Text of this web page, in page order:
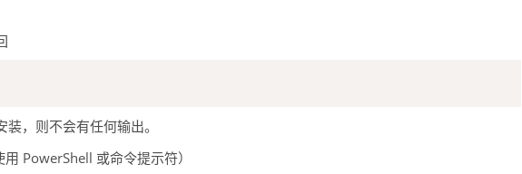
，则不会有任何输出。
PowerShell 或命令提示符）